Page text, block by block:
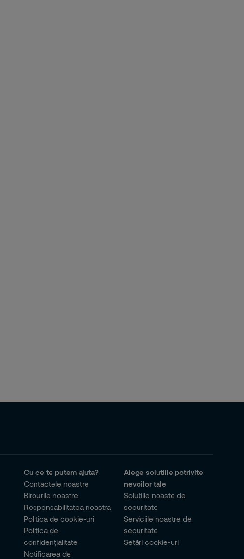
Cu ce te putem ajuta?
Contactele noastre
Birourile noastre
Responsabilitatea noastra
Politica de cookie-uri
Politica de
confidențialitate
Notificarea de
Alege solutiile potrivite
nevoilor tale
Solutiile noaste de
securitate
Serviciile noastre de
securitate
Setări cookie-uri